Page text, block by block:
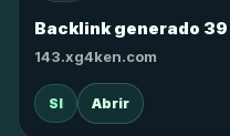
Backlink generado 39
143.xg4ken.com
SI Abrir